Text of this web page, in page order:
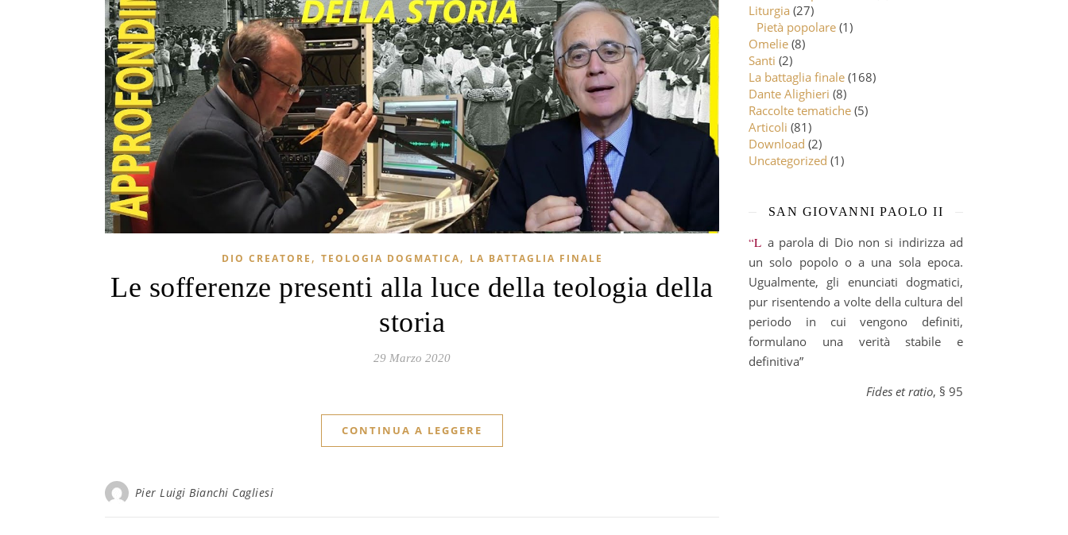
DIO CREATORE , TEOLOGIA DOGMATICA, LA BATTAGLIA FINALE
Le sofferenze presenti alla luce della teologia della
storia
29 Marzo 2020
CONTINUA A LEGGERE
Pier Luigi Bianchi Cagliesi
Liturgia (27)
Pietà popolare (1)
Omelie (8)
Santi (2)
La battaglia finale (168)
Dante Alighieri (8)
Raccolte tematiche (5)
Articoli (81)
Download (2)
Uncategorized (1)
SAN GIOVANNI PAOLO II
“La parola di Dio non si indirizza ad
un solo popolo o a una sola epoca.
Ugualmente, gli enunciati dogmatici,
pur risentendo a volte della cultura del
periodo in cui vengono definiti,
formulano una verità stabile e
definitiva”
Fides et ratio, § 95